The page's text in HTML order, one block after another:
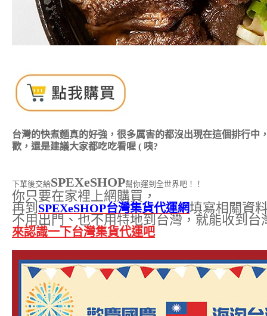
台灣的快煮麵真的好強，很多厲害的都沒出現在這個排行中
歡，還是建議大家都吃吃看喔 ( 咦?
下單後交給SPEXeSHOP幫你運到全世界吧！！
你只要在家裡上網購買，
再到 SPEXeSHOP台灣集貨代運網填寫相關資
不用出門、也不用特地到台灣，就能收到台
來認識一下台灣集貨代運吧